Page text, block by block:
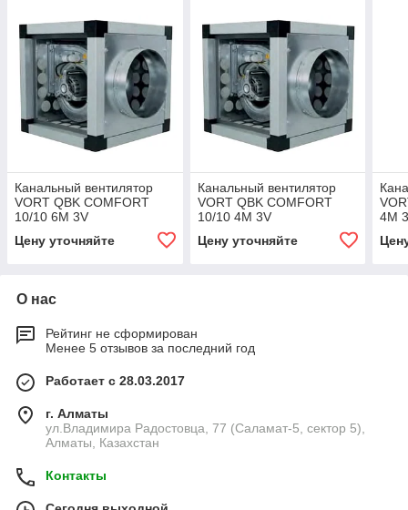
Канальный вентилятор
VORT QBK COMFORT
10/10 6M 3V
Цену уточняйте
Канальный вентилятор
VORT QBK COMFORT
10/10 4M 3V
Цену уточняйте
4M
О нас
Рейтинг не сформирован
Менее 5 отзывов за последний год
Работает с 28.03.2017
г. Алматы
ул.Владимира Радостовца, 77 (Саламат-5, сектор 5),
Алматы, Казахстан
Контакты